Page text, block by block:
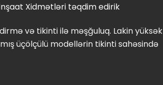
Xidmətləri təqdim edirik
və tikinti ilə məşğuluq. Lakin yüksək
üçölçülü modellərin tikinti sahəsində